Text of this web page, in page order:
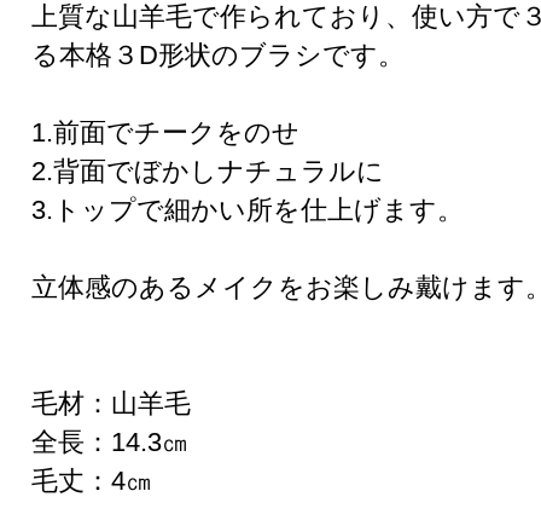
上質な山羊毛で作られており、使い方で
る本格３D形状のブラシです。
1.前面でチークをのせ
2.背面でぼかしナチュラルに
3.トップで細かい所を仕上げます。
立体感のあるメイクをお楽しみ戴けます
毛材：山羊毛
全長：14.3㎝
毛丈：4㎝